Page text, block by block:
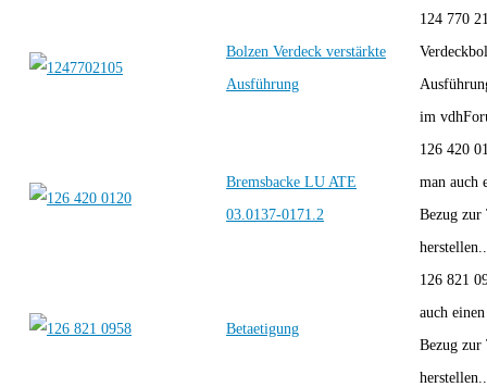
Bolzen Verdeck verstärkte
Ausführung
124 770
im
Bremsbacke LU ATE
03.0137-0171.2
126 420
man auch
Bezug zur
Betaetigung
126 821
auch
Bezug zur